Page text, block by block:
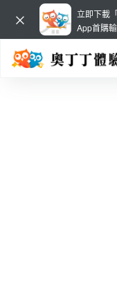
立即下載
App首購